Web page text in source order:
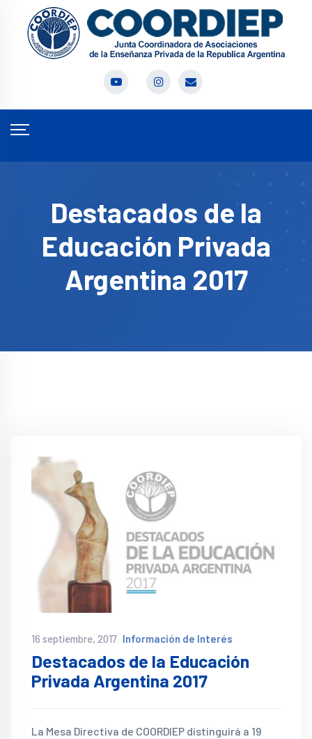
Destacados de la
Educación Privada
Argentina 2017
16 septiembre, 2017 Información de Interés
Destacados de la Educación
Privada Argentina 2017
La Mesa Directiva de COORDIEP distinguirá a 19